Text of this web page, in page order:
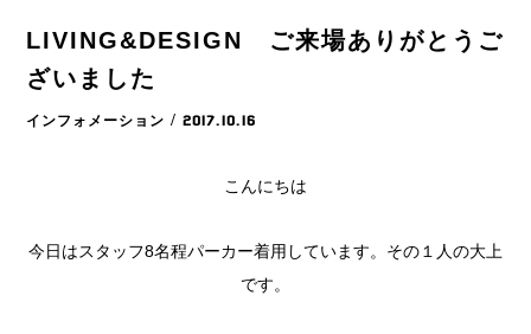
LIVING&DESIGN ご来場ありがとうご
ざいました
インフォメーション / 2017.10.16
こんにちは
今日はスタッフ8名程パーカー着用しています。その１人の大上
です。